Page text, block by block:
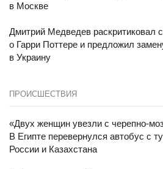
в Москве
Дмитрий Медведев раскритиковал
о Гарри Поттере и предложил
в Украину
ПРОИСШЕСТВИЯ
«Двух женщин увезли с черепно-
В Египте перевернулся автобус с
России и Казахстана